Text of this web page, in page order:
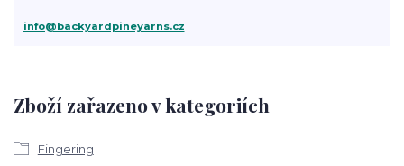
Zboží zařazeno v kategoriích
Fingering
info@backyardpineyarns.cz